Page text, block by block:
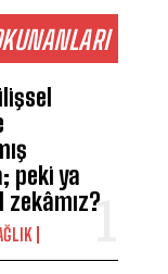
peki ya